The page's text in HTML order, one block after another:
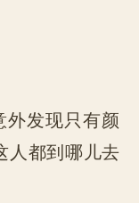
发现只有颜
人都到哪儿去